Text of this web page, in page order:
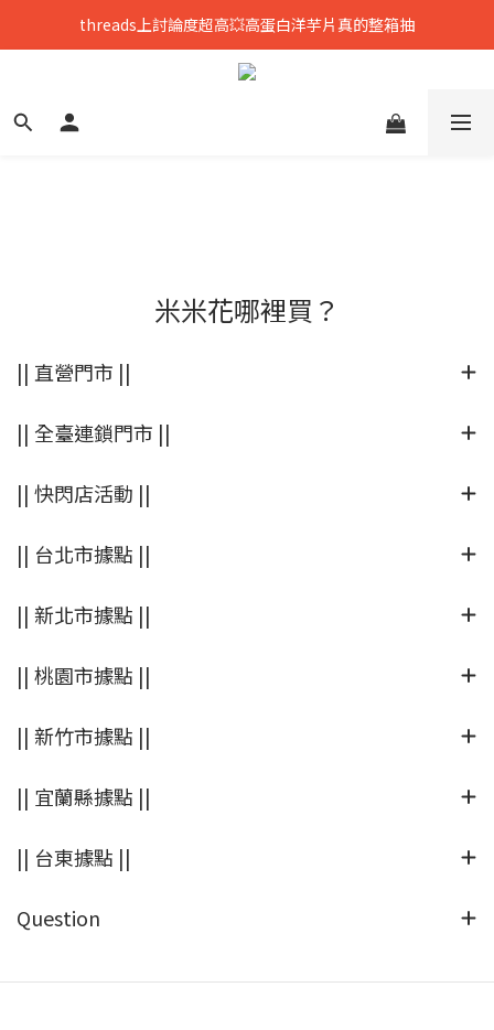
只到8/8💥全館699免運，再送熟香烏龍米米花
threads上討論度超高💥高蛋白洋芋片真的整箱抽
中元拜拜要澎湃👻任選8包888，好運大爆花
只到8/8💥全館699免運，再送熟香烏龍米米花
米米花哪裡買？
|| 直營門市 ||
|| 全臺連鎖門市 ||
|| 快閃店活動 ||
|| 台北市據點 ||
|| 新北市據點 ||
|| 桃園市據點 ||
|| 新竹市據點 ||
|| 宜蘭縣據點 ||
|| 台東據點 ||
Question